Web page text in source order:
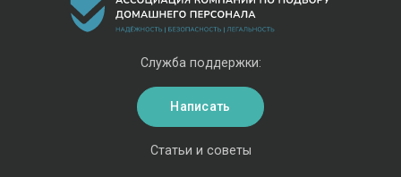
Статьи и советы
Служба поддержки:
Написать